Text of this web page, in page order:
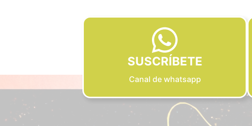
SUSCRÍBETE
Canal de whatsapp